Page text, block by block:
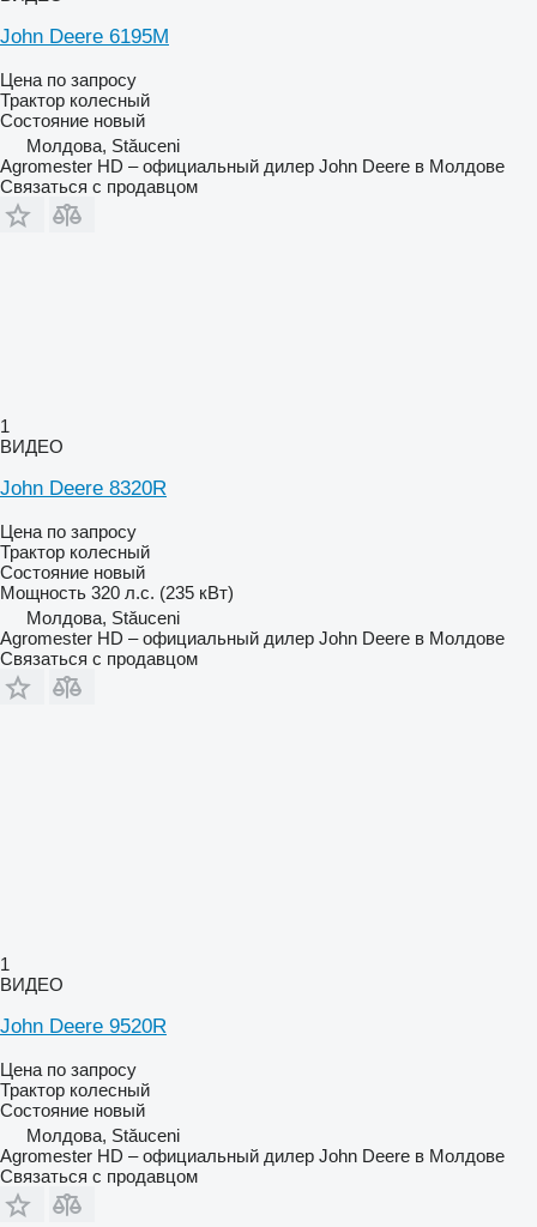
John Deere 6195M
Цена по запросу
Трактор колесный
Состояние новый
Молдова, Stăuceni
Agromester HD – официальный дилер John Deere в Молдове
Связаться с продавцом
1
ВИДЕО
John Deere 8320R
Цена по запросу
Трактор колесный
Состояние новый
Мощность 320 л.с. (235 кВт)
Молдова, Stăuceni
Agromester HD – официальный дилер John Deere в Молдове
Связаться с продавцом
1
ВИДЕО
John Deere 9520R
Цена по запросу
Трактор колесный
Состояние новый
Молдова, Stăuceni
Agromester HD – официальный дилер John Deere в Молдове
Связаться с продавцом